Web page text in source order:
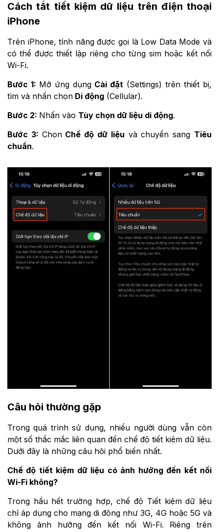
Cách tắt tiết kiệm dữ liệu trên điện thoại
iPhone
Trên iPhone, tính năng được gọi là Low Data Mode và
có thể được thiết lập riêng cho từng sim hoặc kết nối
Wi-Fi.
Bước 1: Mở ứng dụng Cài đặt (Settings) trên thiết bị,
tìm và nhấn chọn Di động (Cellular).
Bước 2: Nhấn vào Tùy chọn dữ liệu di động.
Bước 3: ChọnChế độ dữ liệu và chuyển sang Tiêu
chuẩn.
Câu hỏi thường gặp
Trong quá trình sử dụng, nhiều người dùng vẫn còn
một số thắc mắc liên quan đến chế độ tiết kiệm dữ liệu.
Dưới đây là những câu hỏi phổ biến nhất.
Chế độ tiết kiệm dữ liệu có ảnh hưởng đến kết nối
Wi-Fi không?
Trong hầu hết trường hợp, chế độ Tiết kiệm dữ liệu
chỉ áp dụng cho mạng di động như 3G, 4G hoặc 5G và
không ảnh hưởng đến kết nối Wi-Fi. Riêng trên